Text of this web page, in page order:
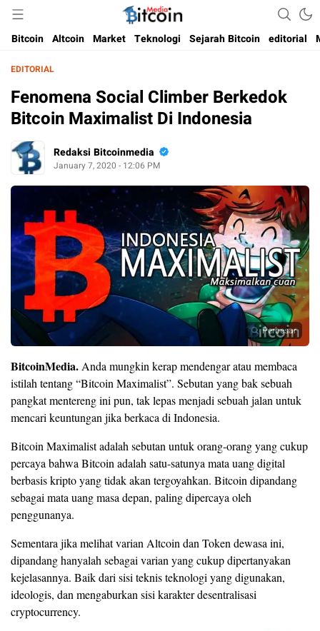
Bitcoin Media Indonesia
Media Bitcoin dan Cryptocurrency, dan Blockchain di Indonesia
Bitcoin Altcoin Market Teknologi Sejarah Bitcoin editorial
EDITORIAL
Fenomena Social Climber Berkedok
Bitcoin Maximalist Di Indonesia
Redaksi Bitcoinmedia
January 7, 2020 - 12:06 PM
Perbesar
BitcoinMedia. Anda mungkin kerap mendengar atau membaca
istilah tentang “Bitcoin Maximalist”. Sebutan yang bak sebuah
pangkat mentereng ini pun, tak lepas menjadi sebuah jalan untuk
mencari keuntungan jika berkaca di Indonesia.
Bitcoin Maximalist adalah sebutan untuk orang-orang yang cukup
percaya bahwa Bitcoin adalah satu-satunya mata uang digital
berbasis kripto yang tidak akan tergoyahkan. Bitcoin dipandang
sebagai mata uang masa depan, paling dipercaya oleh
penggunanya.
Sementara jika melihat varian Altcoin dan Token dewasa ini,
dipandang hanyalah sebagai varian yang cukup dipertanyakan
kejelasannya. Baik dari sisi teknis teknologi yang digunakan,
ideologis, dan mengaburkan sisi karakter desentralisasi
cryptocurrency.